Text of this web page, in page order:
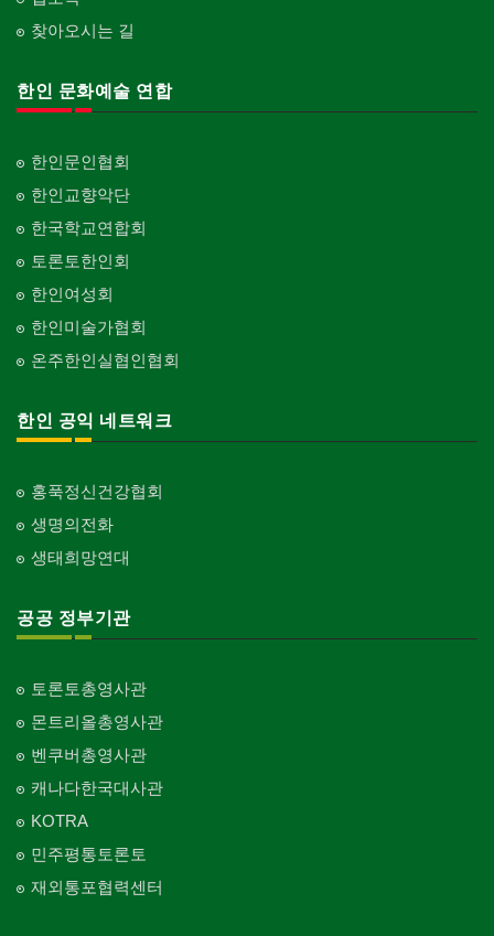
찾아오시는 길
한인 문화예술 연합
한인문인협회
한인교향악단
한국학교연합회
토론토한인회
한인여성회
한인미술가협회
온주한인실협인협회
한인 공익 네트워크
홍푹정신건강협회
생명의전화
생태희망연대
공공 정부기관
토론토총영사관
몬트리올총영사관
벤쿠버총영사관
캐나다한국대사관
KOTRA
민주평통토론토
재외통포협력센터